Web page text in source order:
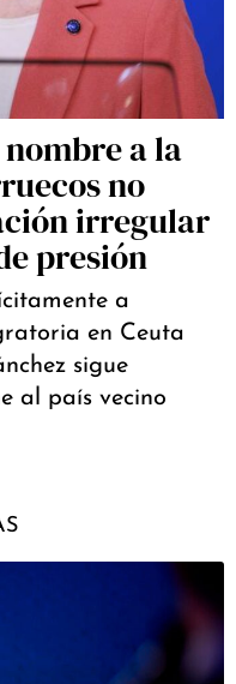
a la
no
irregular
presión
a
en Ceuta
sigue
al país vecino